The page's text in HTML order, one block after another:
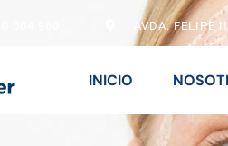
AVDA. FELIPE
INICIO